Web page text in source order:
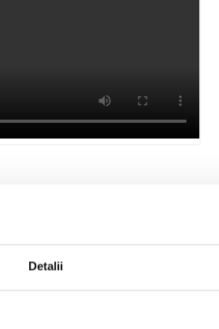
Detalii
interacționează
în mediul de afaceri. De
companiile
și veți explora